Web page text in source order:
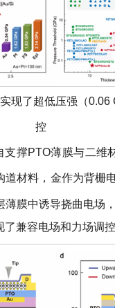
现了超低压强（0.06
控
撑PTO薄膜与二维
道材料，金作为背栅
膜中诱导挠曲电场
了兼容电场和力场调